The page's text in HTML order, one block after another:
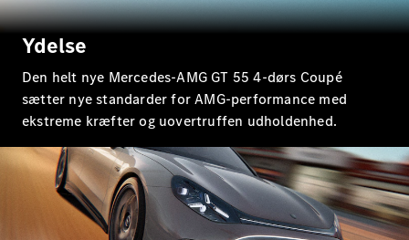
Konfigurator
Mercedes-
Showroom
Cabriolet / Roadster
Ydelse
Den helt nye Mercedes-AMG GT 55 4-dørs Coupé
sætter nye standarder for AMG-performance med
ekstreme kræfter og uovertruffen udholdenhed.